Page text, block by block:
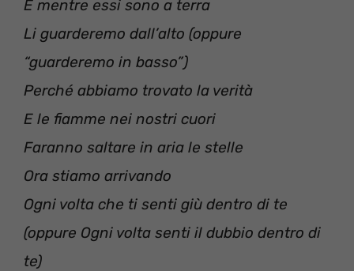
E mentre essi sono a terra
Li guarderemo dall’alto (oppure
“guarderemo in basso”)
Perché abbiamo trovato la verità
E le fiamme nei nostri cuori
Faranno saltare in aria le stelle
Ora stiamo arrivando
Ogni volta che ti senti giù dentro di te
(oppure Ogni volta senti il dubbio dentro di
te)